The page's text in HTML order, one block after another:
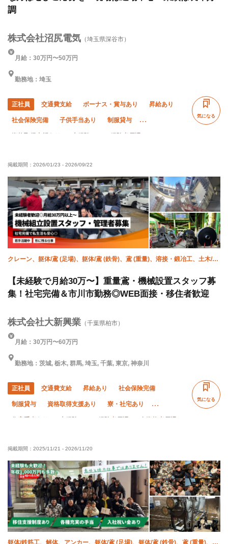
調
株式会社沼尻電気 （埼玉県深谷市）
月給：30万円〜50万円
勤務地：埼玉
正社員 交通費支給 ボーナス・賞与あり 昇給あり
社会保険完備 子供手当あり 制服貸与
夏季休暇 直帰・直行OK
車・バイク通勤OK 転勤なし
気になる
掲載期間： 2026/01/23 - 2026/09/22
クレーン、躯体/鳶 (足場)、躯体/鳶 (鉄骨)、鳶 (重量)、溶接・鍛冶工、土木/鳶
【未経験で月給30万〜】重量鳶・機械設置スタッフ募
集！社宅完備＆市川市勤務◎WEB面接・移住者歓迎
株式会社大新興業 （千葉県柏市）
月給：30万円〜60万円
勤務地：茨城, 栃木, 群馬, 埼玉, 千葉, 東京, 神奈川
正社員 交通費支給 昇給あり 社会保険完備
制服貸与 資格取得支援あり 寮・社宅あり
住宅手当あり 未経験OK 経験者優遇 有資格者優遇
気になる
掲載期間： 2025/11/21 - 2026/11/20